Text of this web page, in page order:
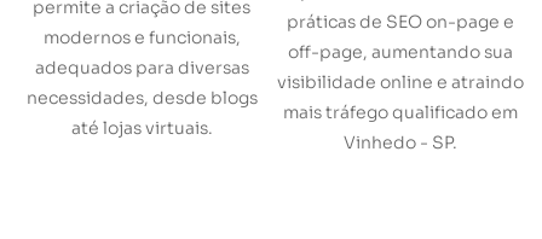
permite a criação de sites
modernos e funcionais,
adequados para diversas
necessidades, desde blogs
até lojas virtuais.
práticas de SEO on-page e
off-page, aumentando sua
visibilidade online e atraindo
mais tráfego qualificado em
Vinhedo - SP.